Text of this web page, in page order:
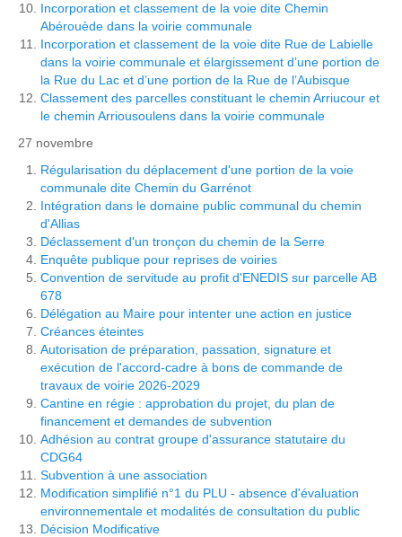
Incorporation et classement de la voie dite Chemin
Abérouède dans la voirie communale
Incorporation et classement de la voie dite Rue de Labielle
dans la voirie communale et élargissement d’une portion de
la Rue du Lac et d’une portion de la Rue de l’Aubisque
Classement des parcelles constituant le chemin Arriucour et
le chemin Arriousoulens dans la voirie communale
27 novembre
Régularisation du déplacement d'une portion de la voie
communale dite Chemin du Garrénot
Intégration dans le domaine public communal du chemin
d'Allias
Déclassement d'un tronçon du chemin de la Serre
Enquête publique pour reprises de voiries
Convention de servitude au profit d'ENEDIS sur parcelle AB
678
Délégation au Maire pour intenter une action en justice
Créances éteintes
Autorisation de préparation, passation, signature et
exécution de l'accord-cadre à bons de commande de
travaux de voirie 2026-2029
Cantine en régie : approbation du projet, du plan de
financement et demandes de subvention
Adhésion au contrat groupe d'assurance statutaire du
CDG64
Subvention à une association
Modification simplifié n°1 du PLU - absence d'évaluation
environnementale et modalités de consultation du public
Décision Modificative